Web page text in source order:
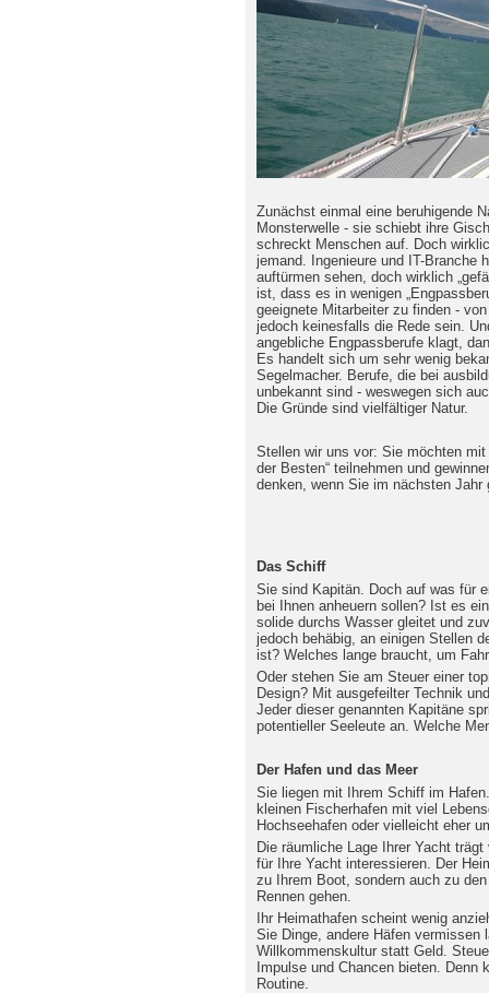
Zunächst einmal eine beruhigende
Monsterwelle - sie schiebt ihre
schreckt Menschen auf. Doch
jemand. Ingenieure und IT-Branche
auftürmen sehen, doch wirklich
ist, dass es in wenigen
geeignete Mitarbeiter zu finden -
jedoch keinesfalls die Rede sein.
angebliche Engpassberufe klagt,
Es handelt sich um sehr wenig
Segelmacher. Berufe, die bei
unbekannt sind - weswegen sich
Die Gründe sind vielfältiger Natur.
Stellen wir uns vor: Sie möchten mit
der Besten“ teilnehmen und
denken, wenn Sie im nächsten
Das Schiff
Sie sind Kapitän. Doch auf was für
bei Ihnen anheuern sollen? Ist es
solide durchs Wasser gleitet und
jedoch behäbig, an einigen Stellen
ist? Welches lange braucht, um
Oder stehen Sie am Steuer einer
Design? Mit ausgefeilter Technik
Jeder dieser genannten Kapitäne
potentieller Seeleute an. Welche
Der Hafen und das Meer
Sie liegen mit Ihrem Schiff im
kleinen Fischerhafen mit viel
Hochseehafen oder vielleicht eher
Die räumliche Lage Ihrer Yacht
für Ihre Yacht interessieren. Der
zu Ihrem Boot, sondern auch zu
Rennen gehen.
Ihr Heimathafen scheint wenig
Sie Dinge, andere Häfen
Willkommenskultur statt Geld.
Impulse und Chancen bieten. Denn
Routine.